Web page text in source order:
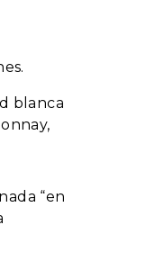
blanca
“en